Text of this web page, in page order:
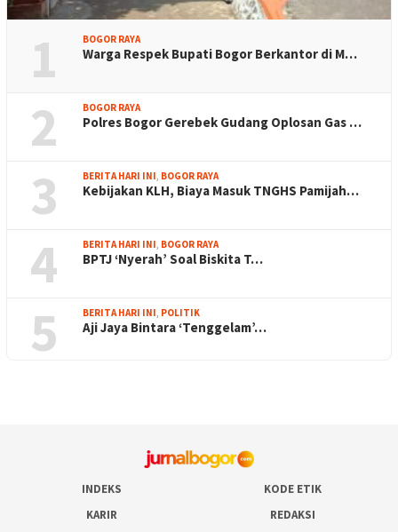
1 BOGOR RAYA
Warga Respek Bupati Bogor Berkantor di M…
2 BOGOR RAYA
Polres Bogor Gerebek Gudang Oplosan Gas …
3 BERITA HARI INI, BOGOR RAYA
Kebijakan KLH, Biaya Masuk TNGHS Pamijah…
4 BERITA HARI INI, BOGOR RAYA
BPTJ ‘Nyerah’ Soal Biskita T…
5 BERITA HARI INI, POLITIK
Aji Jaya Bintara ‘Tenggelam’…
INDEKS
KODE ETIK
KARIR
REDAKSI